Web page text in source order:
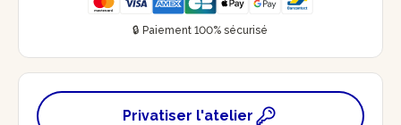
🔒 Paiement 100% sécurisé
Privatiser l'atelier